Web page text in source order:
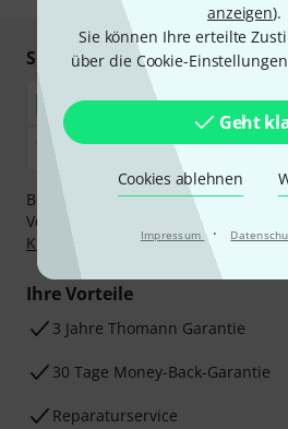
anzeigen).
Sie können Ihre erteilte
über die Cookie-
Geht
Cookies ablehnen
Impressum ·
Sicher einkaufen & bezahlen
Bezahlen Sie vertraulich und sicher
Vorkasse, PayPal, Amazon Pay,
Klarna Ratenzahlungoder
Ihre Vorteile
3 Jahre Thomann Garantie
30 Tage Money-Back-Garantie
Reparaturservice